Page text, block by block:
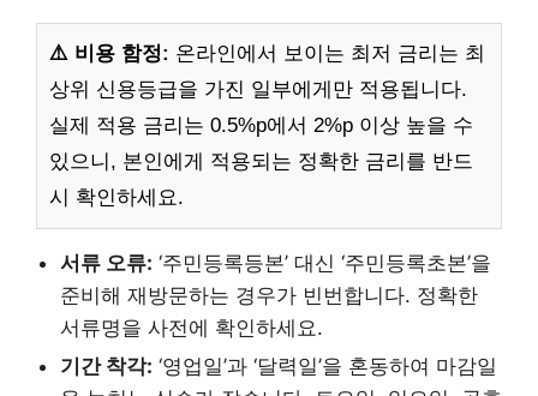
⚠️ 비용 함정: 온라인에서 보이는 최저 금리는 최
상위 신용등급을 가진 일부에게만 적용됩니다.
실제 적용 금리는 0.5%p에서 2%p 이상 높을 수
있으니, 본인에게 적용되는 정확한 금리를 반드
시 확인하세요.
서류 오류: ‘주민등록등본’ 대신 ‘주민등록초본’을
준비해 재방문하는 경우가 빈번합니다. 정확한
서류명을 사전에 확인하세요.
기간 착각: ‘영업일’과 ‘달력일’을 혼동하여 마감일